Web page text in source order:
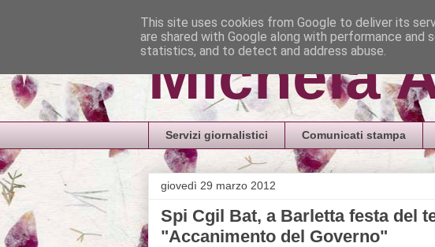
Michela
Servizi giornalistici Comunicati stampa
giovedì 29 marzo 2012
Spi Cgil Bat, a Barletta festa del
"Accanimento del Governo"
This site uses cookies from Google to deliver its
are shared with Google along with performance
statistics, and to detect and address abuse.